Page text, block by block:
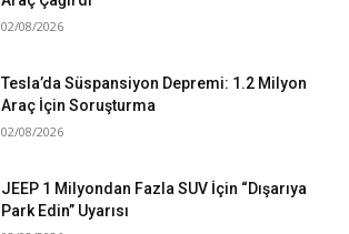
02/08/2026
Tesla’da Süspansiyon Depremi: 1.2 Milyon
Araç İçin Soruşturma
02/08/2026
JEEP 1 Milyondan Fazla SUV İçin “Dışarıya
Park Edin” Uyarısı